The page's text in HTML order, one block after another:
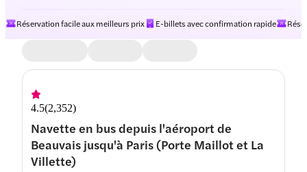
Réservation facile aux meilleurs prix E-billets avec confirmation rapide
4.5(2,352)
Navette en bus depuis l'aéroport de
Beauvais jusqu'à Paris (Porte Maillot et La
Villette)